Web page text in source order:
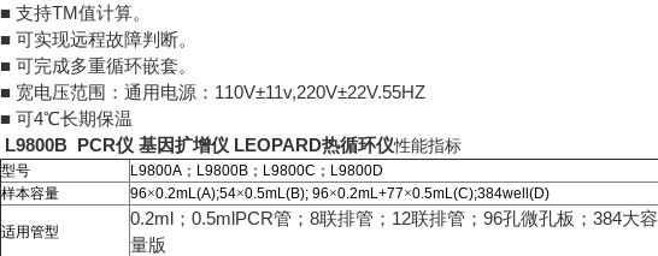
■ 支持TM值计算。
■ 可实现远程故障判断。
■ 可完成多重循环嵌套。
■ 宽电压范围：通用电源：110V±11v,220V±22V.55HZ
■ 可4℃长期保温
L9800B PCR仪 基因扩增仪 LEOPARD热循环仪性能指标
型号 L9800A ； L9800B ； L9800C ； L9800D
样本容量
96×0.2mL(A);54×0.5mL(B); 96×0.2mL+77×0.5mL(C);384well(D)
适用管型
0.2ml ； 0.5mlPCR管； 8联排管； 12联排管； 96孔微孔板； 384大容
量版